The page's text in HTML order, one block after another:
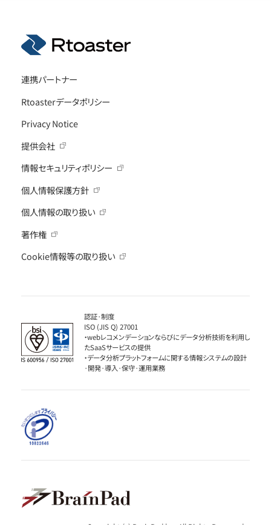
連携パートナー
Rtoasterデータポリシー
Privacy Notice
提供会社
情報セキュリティポリシー
個人情報保護方針
個人情報の取り扱い
著作権
Cookie情報等の取り扱い
認証·制度
ISO (JIS Q) 27001
・webレコメンデーションならびにデータ分析技術を利用し
たSaaSサービスの提供
・データ分析プラットフォームに関する情報システムの設計
·開発·導入·保守·運用業務
Copyright (c) BrainPad lnc. All Rights Reserved.